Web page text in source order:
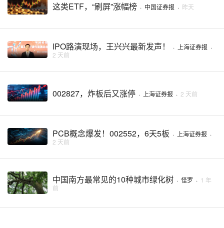
这类ETF，“刷屏”涨幅榜 · 中国证券报 · 昨天
IPO路演现场，王兴兴最新发声！ · 上海证券报 ·
2 天前
002827，炸板后又涨停 · 上海证券报 · 2 天前
PCB概念爆发！002552，6天5板 · 上海证券报 ·
2 天前
中国南方最常见的10种城市绿化树 · 怪罗 · 1 年
前